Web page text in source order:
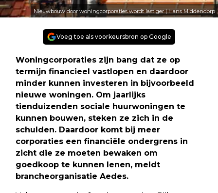
Nieuwbouw door woningcorporaties wordt lastiger | Hans Middendorp
Voeg toe als voorkeursbron op Google
Woningcorporaties zijn bang dat ze op
termijn financieel vastlopen en daardoor
minder kunnen investeren in bijvoorbeeld
nieuwe woningen. Om jaarlijks
tienduizenden sociale huurwoningen te
kunnen bouwen, steken ze zich in de
schulden. Daardoor komt bij meer
corporaties een financiële ondergrens in
zicht die ze moeten bewaken om
goedkoop te kunnen lenen, meldt
brancheorganisatie Aedes.